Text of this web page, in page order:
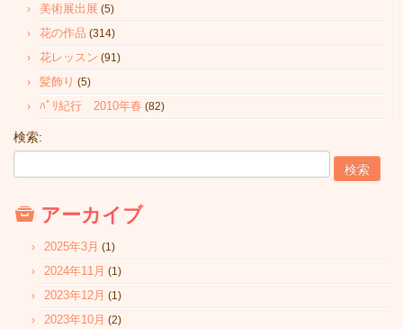
美術展出展 (5)
花の作品 (314)
花レッスン (91)
髪飾り (5)
ﾊﾟﾘ紀行 2010年春 (82)
検索:
アーカイブ
2025年3月 (1)
2024年11月 (1)
2023年12月 (1)
2023年10月 (2)